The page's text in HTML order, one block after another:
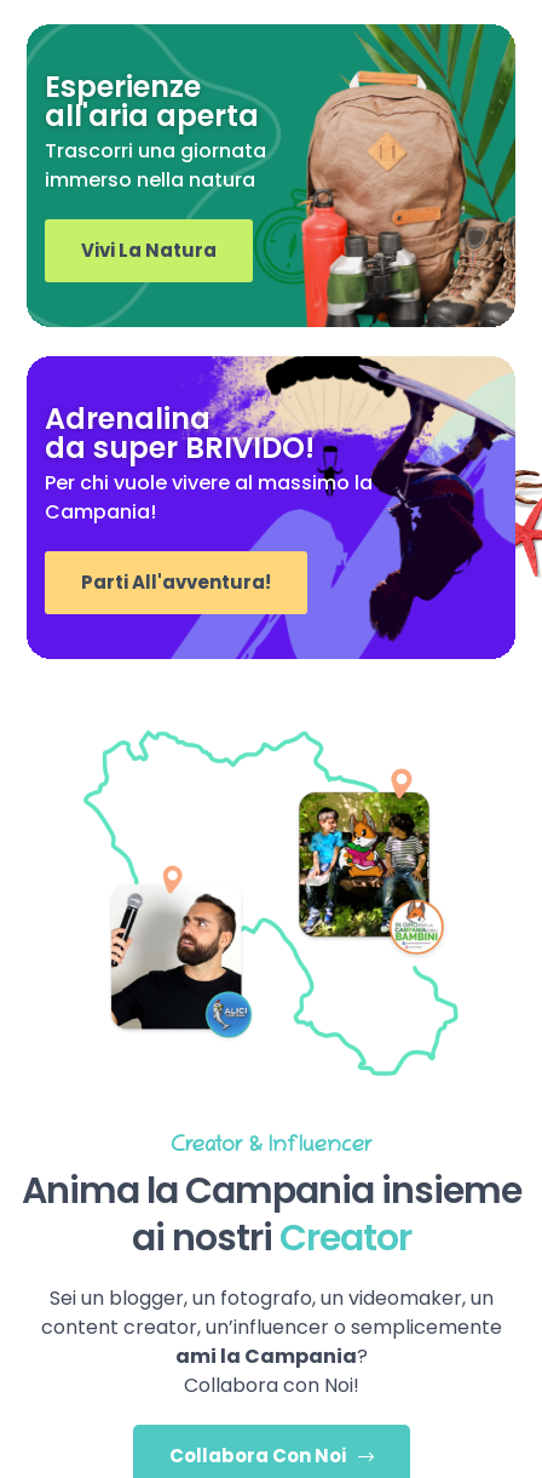
Esperienze
all'aria aperta
Trascorri una giornata
immerso nella natura
Vivi La Natura
Adrenalina
da super BRIVIDO!
Per chi vuole vivere al massimo la
Campania!
Parti All'avventura!
Creator & Influencer
Anima la Campania insieme
ai nostriCreator
Sei un blogger, un fotografo, un videomaker, un
content creator, un’influencer o semplicemente
ami la Campania?
Collabora con Noi!
Collabora Con Noi